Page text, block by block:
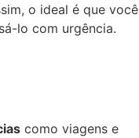
o ideal é que você
lo com urgência.
como viagens e